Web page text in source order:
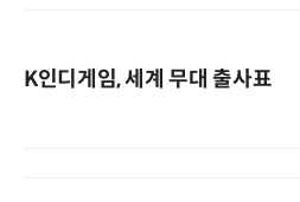
K인디게임, 세계 무대 출사표